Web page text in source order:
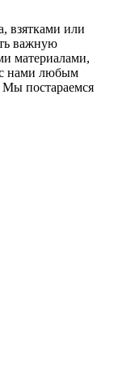
взятками или
важную
материалами,
нами любым
Мы постараемся